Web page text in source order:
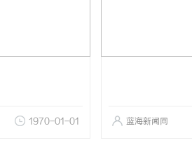
1970-01-01 蓝海新闻网